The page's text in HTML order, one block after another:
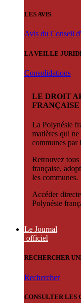
LES AVIS
Avis du Conseil
LA VEILLE
Consolidations
LE DROIT
FRANÇAISE
La Polynésie
matières qui
communes par
Retrouvez
française,
les communes.
Accéder
Polynésie
Le Journal
officiel
RECHERCHER
Rechercher
CONSULTER LES